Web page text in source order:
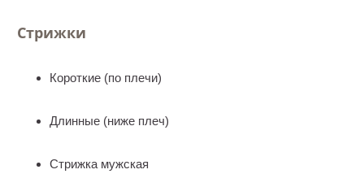
Стрижки
Короткие (по плечи)
Длинные (ниже плеч)
Стрижка мужская